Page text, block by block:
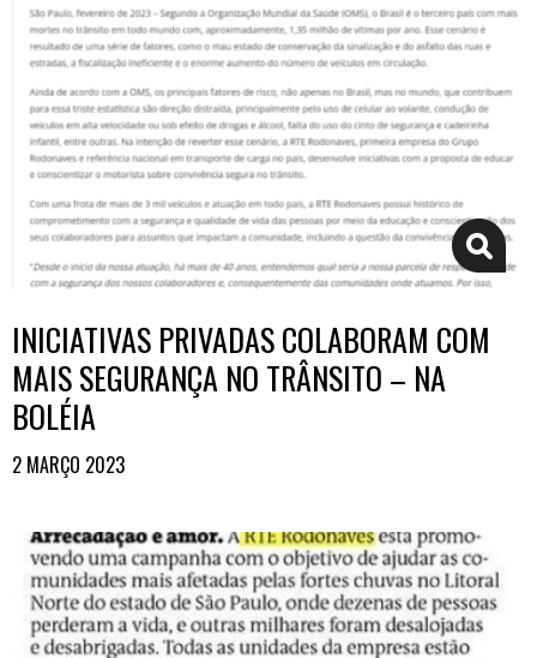
INICIATIVAS PRIVADAS COLABORAM COM
MAIS SEGURANÇA NO TRÂNSITO – NA
BOLÉIA
2 MARÇO 2023